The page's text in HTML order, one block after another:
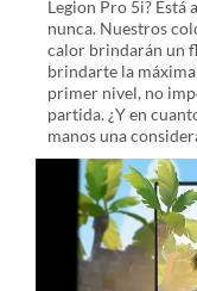
Legion Pro 5i? Está
nunca. Nuestros
calor brindarán un
brindarte la
primer nivel, no
partida. ¿Y en
manos una